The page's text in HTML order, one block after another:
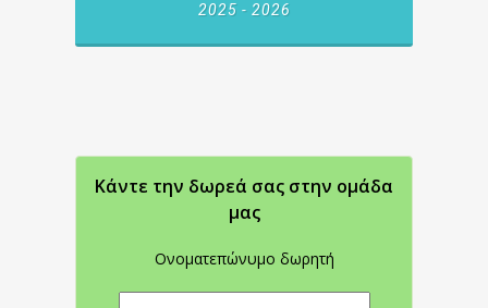
2025 - 2026
Κάντε την δωρεά σας στην oμάδα
μας
Ονοματεπώνυμο δωρητή